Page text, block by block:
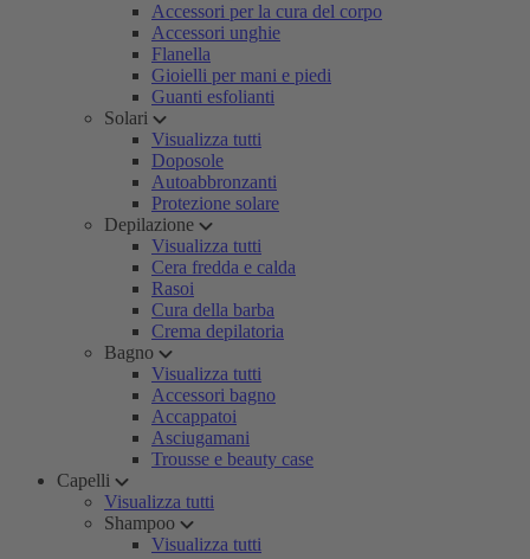
Accessori per la cura del corpo
Accessori unghie
Flanella
Gioielli per mani e piedi
Guanti esfolianti
Solari
Visualizza tutti
Doposole
Autoabbronzanti
Protezione solare
Depilazione
Visualizza tutti
Cera fredda e calda
Rasoi
Cura della barba
Crema depilatoria
Bagno
Visualizza tutti
Accessori bagno
Accappatoi
Asciugamani
Trousse e beauty case
Capelli
Visualizza tutti
Shampoo
Visualizza tutti